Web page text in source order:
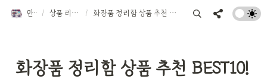
만물트럭 / 상품 리뷰 TOP 10 / 화장품 정리함 상품 추천 BEST10! 추천, 후기, 리뷰 란으로 만나는 블록
화장품 정리함 상품 추천 BEST10!